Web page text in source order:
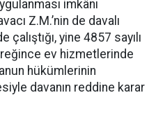
imkânı
Z.M.’nin de davalı
yine 4857 sayılı
ev hizmetlerinde
hükümlerinin
davanın reddine karar